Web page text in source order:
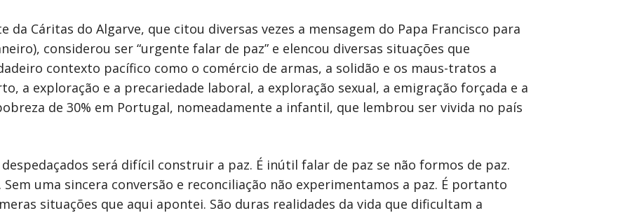
Cáritas do Algarve, que citou diversas vezes a mensagem do Papa Francisco para
considerou ser “urgente falar de paz” e elencou diversas situações que
contexto pacífico como o comércio de armas, a solidão e os maus-tratos a
a exploração e a precariedade laboral, a exploração sexual, a emigração forçada e a
de 30% em Portugal, nomeadamente a infantil, que lembrou ser vivida no país
será difícil construir a paz. É inútil falar de paz se não formos de paz.
uma sincera conversão e reconciliação não experimentamos a paz. É portanto
situações que aqui apontei. São duras realidades da vida que dificultam a